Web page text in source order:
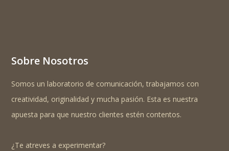
Sobre Nosotros
Somos un laboratorio de comunicación, trabajamos con
creatividad, originalidad y mucha pasión. Esta es nuestra
apuesta para que nuestro clientes estén contentos.
¿Te atreves a experimentar?